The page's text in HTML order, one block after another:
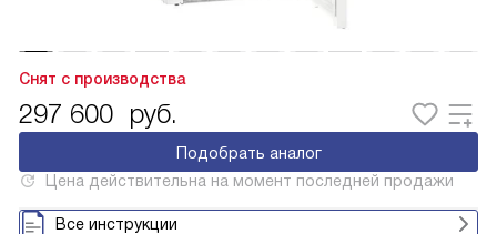
Снят с производства
297 600 руб.
Подобрать аналог
Цена действительна на момент последней продажи
Все инструкции